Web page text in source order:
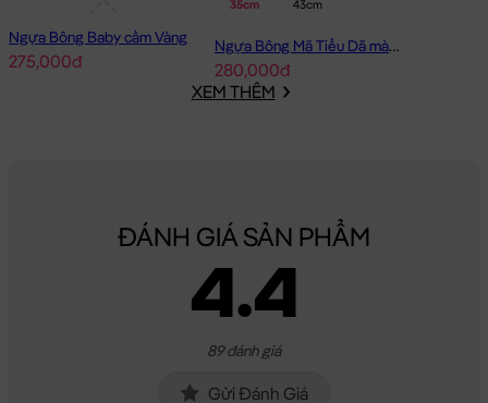
Ngựa Bông đỏ Phát Tài
trẻ YÊU THÍCH NHẤT.
Ngựa Bông đỏ Phát Tài được thiết kế với 2 kích thước Gấu Bông
lớn nhỏ khác nhau: 25cm, 40cm
Cách đo Size Gấu Bông:
mông đến chân (Theo chữ L)
Gấu Dài: được đo từ đầu đến phần dài cuối cùng
Ngựa Bông Baby cầm Vàng
275,000đ
35cm 43cm
Ngựa Bông Mã Tiểu Dã màu Nâu
280,000đ
XEM THÊM
ĐÁNH GIÁ SẢN PHẨM
4.4
89 đánh giá
Gửi Đánh Giá